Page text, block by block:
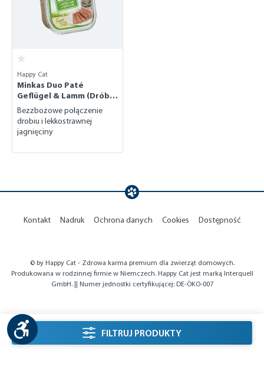
listing.filterSidebarLabel
FILTRUJ PRODUKTY
Happy Cat
Minkas Duo Paté
Geflügel & Lamm (Drób &
jagnięcina)
Bezzbożowe połączenie
drobiu i lekkostrawnej
jagnięciny
Kontakt Nadruk Ochrona danych Cookies Dostępność
© by Happy Cat - Zdrowa karma premium dla zwierząt domowych.
Produkowana w rodzinnej firmie w Niemczech. Happy Cat jest marką Interquell
GmbH. || Numer jednostki certyfikującej: DE-ÖKO-007
Show toolbar